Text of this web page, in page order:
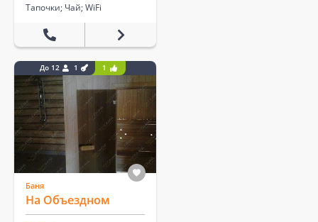
Тапочки; Чай; WiFi
До 12 1 1
Баня
На Объездном